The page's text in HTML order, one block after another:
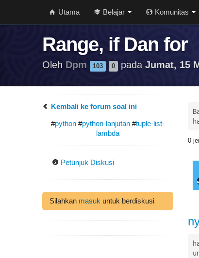
Utama Belajar Komunitas
Range, if Dan for
Oleh Dpm 103 0 pada Jumat, 15
Kembali ke forum soal ini
#python #python-lanjutan #tuple-list-
lambda
Petunjuk Diskusi
Silahkan masuk untuk berdiskusi
0